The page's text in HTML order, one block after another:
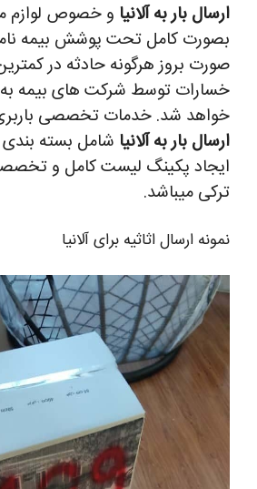
ارسال بار به آلانیا و خصوص لوازم
بصورت کامل تحت پوشش بیمه
صورت بروز هرگونه حادثه در
خسارات توسط شرکت های بیمه
خواهد شد. خدمات تخصصی باربری
ارسال بار به آلانیا شامل بسته
ایجاد پکینگ لیست کامل و
ترکی میباشد.
نمونه ارسال اثاثیه برای آلانیا